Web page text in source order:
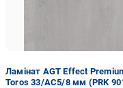
Ламінат AGT Effect
Toros 33/АС5/8 мм (PRK